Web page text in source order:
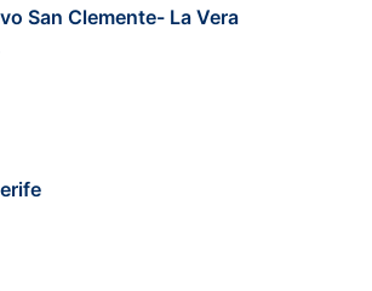
San Clemente- La Vera